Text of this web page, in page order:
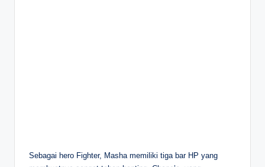
Sebagai hero Fighter, Masha memiliki tiga bar HP yang